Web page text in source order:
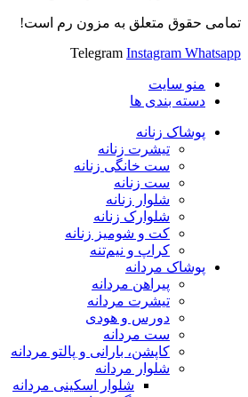
تمامی حقوق متعلق به مزون رم است!
Telegram Instagram Whatsapp
منو سایت
دسته بندی ها
پوشاک زنانه
تیشرت زنانه
ست خانگی زنانه
ست زنانه
شلوار زنانه
شلوارک زنانه
کت و شومیز زنانه
کراپ و نیم‌تنه
پوشاک مردانه
پیراهن مردانه
تیشرت مردانه
دورس و هودی
ست مردانه
کاپشن، بارانی و پالتو مردانه
شلوار مردانه
شلوار اسکینی مردانه